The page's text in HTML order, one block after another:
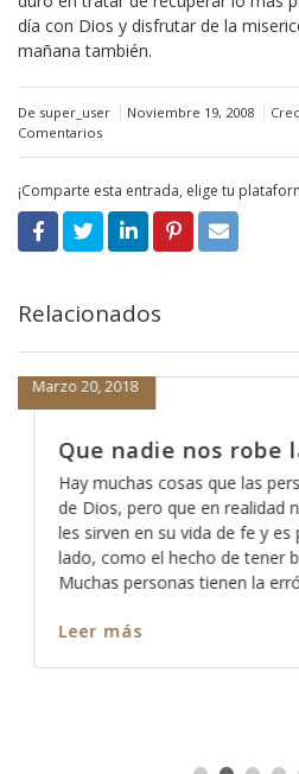
día con Dios y disfrutar de la
mañana también.
De super_user Noviembre 19, 2008
Comentarios
¡Comparte esta entrada, elige tu
Relacionados
Que nadie nos robe
Marzo 20, 2018
Hay muchas cosas que las
de Dios, pero que en realidad
les sirven en su vida de fe y es
lado, como el hecho de tener
Muchas personas tienen la
Leer más